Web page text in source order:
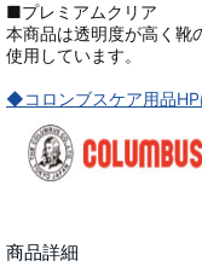
■プレミアムクリア
本商品は透明度が高く靴
使用しています。
◆コロンブスケア用品HP
商品詳細